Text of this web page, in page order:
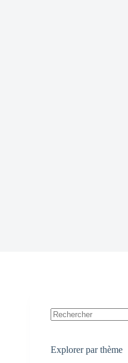
Explorer par thème